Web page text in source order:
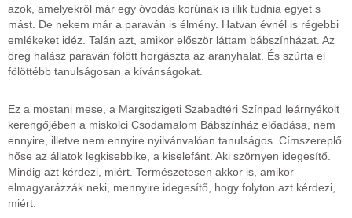
azok, amelyekről már egy óvodás korúnak is illik tudnia egyet s
mást. De nekem már a paraván is élmény. Hatvan évnél is régebbi
emlékeket idéz. Talán azt, amikor először láttam bábszínházat. Az
öreg halász paraván fölött horgászta az aranyhalat. És szúrta el
fölöttébb tanulságosan a kívánságokat.
Ez a mostani mese, a Margitszigeti Szabadtéri Színpad leárnyékolt
kerengőjében a miskolci Csodamalom Bábszínház előadása, nem
ennyire, illetve nem ennyire nyilvánvalóan tanulságos. Címszereplő
hőse az állatok legkisebbike, a kiselefánt. Aki szörnyen idegesítő.
Mindig azt kérdezi, miért. Természetesen akkor is, amikor
elmagyarázzák neki, mennyire idegesítő, hogy folyton azt kérdezi,
miért.